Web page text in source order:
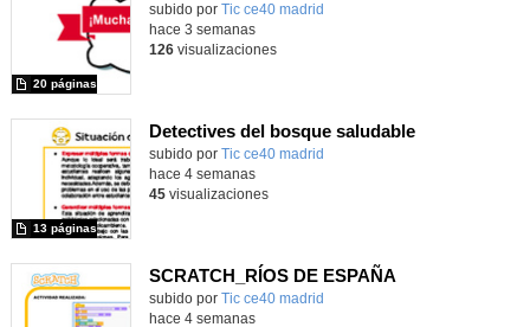
Contenido educativo.
subido por Tic ce40 madrid
20 páginas
hace 3 semanas
126visualizaciones
Detectives del bosque saludable
subido por Tic ce40 madrid
13 páginas
hace 4 semanas
45visualizaciones
SCRATCH_RÍOS DE ESPAÑA
subido por Tic ce40 madrid
hace 4 semanas